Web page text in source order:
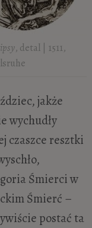
, detal | 1511,
jakże
wychudły
czaszce resztki
Śmierci w
Śmierć –
postać ta